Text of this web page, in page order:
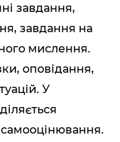
завдання,
завдання на
мислення.
оповідання,
У